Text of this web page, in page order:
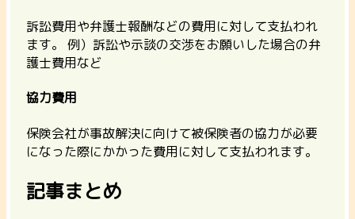
訴訟費用や弁護士報酬などの費用に対して支払われ
ます。 例）訴訟や示談の交渉をお願いした場合の弁
護士費用など
協力費用
保険会社が事故解決に向けて被保険者の協力が必要
になった際にかかった費用に対して支払われます。
記事まとめ